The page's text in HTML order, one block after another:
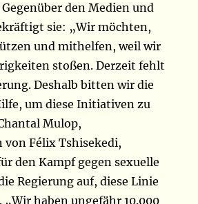
den Medien und
sie: „Wir möchten,
und mithelfen, weil wir
stoßen. Derzeit fehlt
Deshalb bitten wir die
um diese Initiativen zu
Mulop,
von Félix Tshisekedi,
den Kampf gegen sexuelle
Regierung auf, diese Linie
„Wir haben ungefähr 10.000